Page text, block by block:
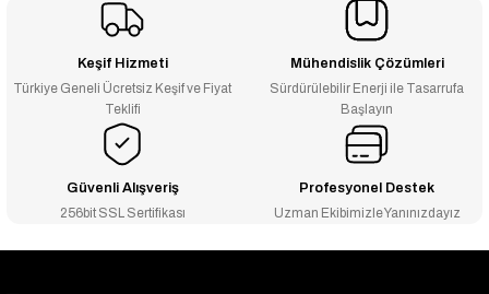
Keşif Hizmeti
Türkiye Geneli Ücretsiz Keşif ve Fiyat
Teklifi
Mühendislik Çözümleri
Sürdürülebilir Enerji ile Tasarrufa
Başlayın
Güvenli Alışveriş
256bit SSL Sertifikası
Profesyonel Destek
Uzman Ekibimizle Yanınızdayız